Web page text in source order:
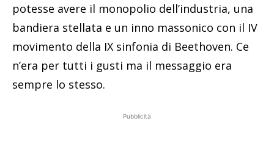
potesse avere il monopolio dell’industria, una
bandiera stellata e un inno massonico con il IV
movimento della IX sinfonia di Beethoven. Ce
n’era per tutti i gusti ma il messaggio era
sempre lo stesso.
Pubblicità